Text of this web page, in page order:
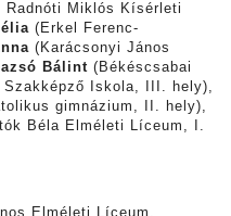
Miklós Kísérleti
(Erkel Ferenc-
(Karácsonyi János
Bálint (Békéscsabai
Szakképző Iskola, III. hely),
gimnázium, II. hely),
Béla Elméleti Líceum, I.
Elméleti Líceum,